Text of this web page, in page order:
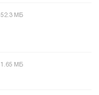
52.3 МБ
1.65 МБ